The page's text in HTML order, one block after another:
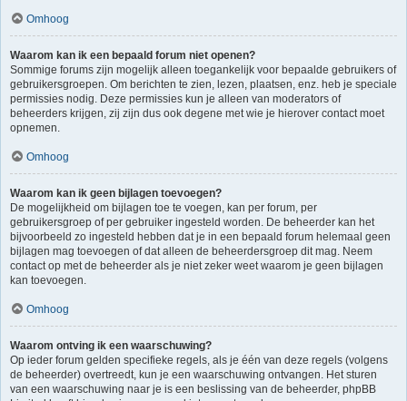
Omhoog
Waarom kan ik een bepaald forum niet openen?
Sommige forums zijn mogelijk alleen toegankelijk voor bepaalde gebruikers of
gebruikersgroepen. Om berichten te zien, lezen, plaatsen, enz. heb je speciale
permissies nodig. Deze permissies kun je alleen van moderators of
beheerders krijgen, zij zijn dus ook degene met wie je hierover contact moet
opnemen.
Omhoog
Waarom kan ik geen bijlagen toevoegen?
De mogelijkheid om bijlagen toe te voegen, kan per forum, per
gebruikersgroep of per gebruiker ingesteld worden. De beheerder kan het
bijvoorbeeld zo ingesteld hebben dat je in een bepaald forum helemaal geen
bijlagen mag toevoegen of dat alleen de beheerdersgroep dit mag. Neem
contact op met de beheerder als je niet zeker weet waarom je geen bijlagen
kan toevoegen.
Omhoog
Waarom ontving ik een waarschuwing?
Op ieder forum gelden specifieke regels, als je één van deze regels (volgens
de beheerder) overtreedt, kun je een waarschuwing ontvangen. Het sturen
van een waarschuwing naar je is een beslissing van de beheerder, phpBB